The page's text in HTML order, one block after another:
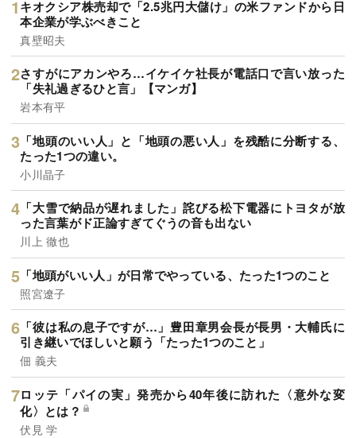
キオクシア株売却で「2.5兆円大儲け」の米ファンドから日
本企業が学ぶべきこと
真壁昭夫
さすがにアカンやろ…イケイケ社長が電話口で言い放った
「失礼過ぎるひと言」【マンガ】
岩本有平
「地頭のいい人」と「地頭の悪い人」を残酷に分断する、
たった1つの違い。
小川晶子
「大雪で納品が遅れました」詫びる松下電器にトヨタが放
った言葉がド正論すぎてぐうの音も出ない
川上 徹也
「地頭がいい人」が日常でやっている、たった1つのこと
照宮遼子
「彼は私の息子ですが…」豊田章男会長が長男・大輔氏に
引き継いでほしいと願う「たった1つのこと」
佃 義夫
ロッテ「パイの実」発売から40年後に訪れた〈意外な変
化〉とは？
伏見 学